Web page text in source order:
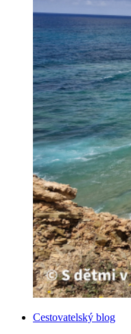
KategorieCestovatelský blog